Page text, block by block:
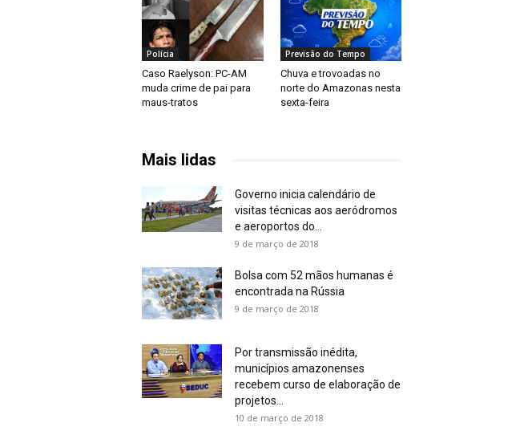
Polícia
Caso Raelyson: PC-AM
muda crime de pai para
maus-tratos
Previsão do Tempo
Chuva e trovoadas no
norte do Amazonas nesta
sexta-feira
Mais lidas
Governo inicia calendário de
visitas técnicas aos aeródromos
e aeroportos do...
9 de março de 2018
Bolsa com 52 mãos humanas é
encontrada na Rússia
9 de março de 2018
Por transmissão inédita,
municípios amazonenses
recebem curso de elaboração de
projetos...
10 de março de 2018